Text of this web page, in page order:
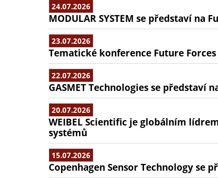
24.07.2026
MODULAR SYSTEM se představí na
23.07.2026
Tematické konference Future
22.07.2026
GASMET Technologies se představí
20.07.2026
WEIBEL Scientific je globálním
systémů
15.07.2026
Copenhagen Sensor Technology se